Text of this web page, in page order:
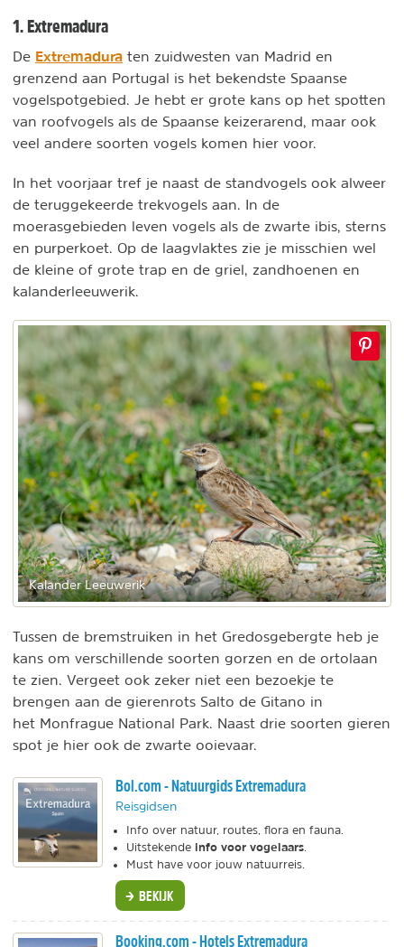
1. Extremadura
De Extremadura ten zuidwesten van Madrid en
grenzend aan Portugal is het bekendste Spaanse
vogelspotgebied. Je hebt er grote kans op het spotten
van roofvogels als de Spaanse keizerarend, maar ook
veel andere soorten vogels komen hier voor.
In het voorjaar tref je naast de standvogels ook alweer
de teruggekeerde trekvogels aan. In de
moerasgebieden leven vogels als de zwarte ibis, sterns
en purperkoet. Op de laagvlaktes zie je misschien wel
de kleine of grote trap en de griel, zandhoenen en
kalanderleeuwerik.
Kalander Leeuwerik
Tussen de bremstruiken in het Gredosgebergte heb je
kans om verschillende soorten gorzen en de ortolaan
te zien. Vergeet ook zeker niet een bezoekje te
brengen aan de gierenrots Salto de Gitano in
het Monfrague National Park. Naast drie soorten gieren
spot je hier ook de zwarte ooievaar.
Bol.com - Natuurgids Extremadura
Reisgidsen
Info over natuur, routes, flora en fauna.
Uitstekende info voor vogelaars
Must have voor jouw natuurreis.
BEKIJK
Booking.com - Hotels Extremadura